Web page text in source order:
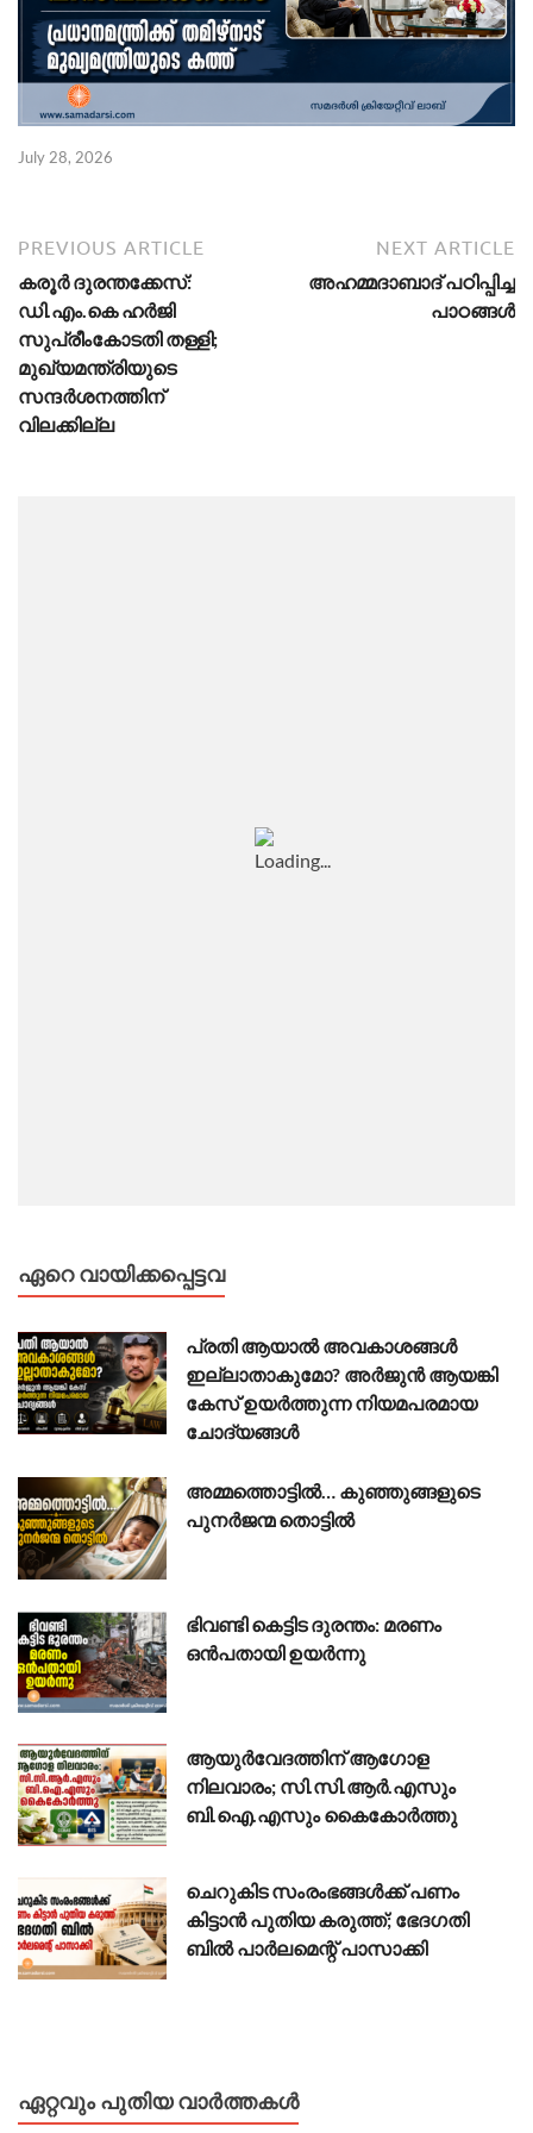
July 28, 2026
PREVIOUS ARTICLE
കരൂർ ദുരന്തക്കേസ്:
ഡി.എം.കെ ഹർജി
സുപ്രീംകോടതി തള്ളി;
മുഖ്യമന്ത്രിയുടെ
സന്ദർശനത്തിന്
വിലക്കില്ല
NEXT ARTICLE
അഹമ്മദാബാദ് പഠിപ്പിച്ച
പാഠങ്ങൾ
ഏറെ വായിക്കപ്പെട്ടവ
പ്രതി ആയാൽ അവകാശങ്ങൾ
ഇല്ലാതാകുമോ? അർജുൻ ആയങ്കി
കേസ് ഉയർത്തുന്ന നിയമപരമായ
ചോദ്യങ്ങൾ
അമ്മത്തൊട്ടിൽ… കുഞ്ഞുങ്ങളുടെ
പുനർജന്മ തൊട്ടിൽ
ഭിവണ്ടി കെട്ടിട ദുരന്തം: മരണം
ഒൻപതായി ഉയർന്നു
ആയുർവേദത്തിന് ആഗോള
നിലവാരം; സി.സി.ആർ.എസും
ബി.ഐ.എസും കൈകോർത്തു
ചെറുകിട സംരംഭങ്ങൾക്ക് പണം
കിട്ടാൻ പുതിയ കരുത്ത്; ഭേദഗതി
ബിൽ പാർലമെന്റ് പാസാക്കി
ഏറ്റവും പുതിയ വാർത്തകൾ